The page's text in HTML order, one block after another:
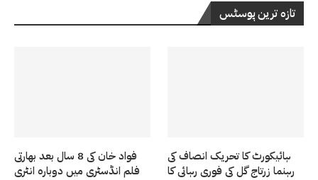
تازہ ترین پوسٹس
فواد خان کی 8 سال بعد بھارتی
فلم انڈسٹری میں دوبارہ انٹری
ہائیکورٹ کا تحریک انصاف کی
رہنما زرتاج گل کی فوری رہائی کا